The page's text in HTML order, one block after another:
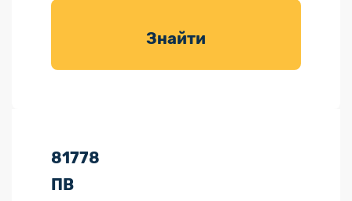
товарів для
Знайти
81778
ПВ